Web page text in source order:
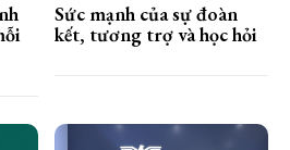
Sức mạnh của sự đoàn
kết, tương trợ và học hỏi